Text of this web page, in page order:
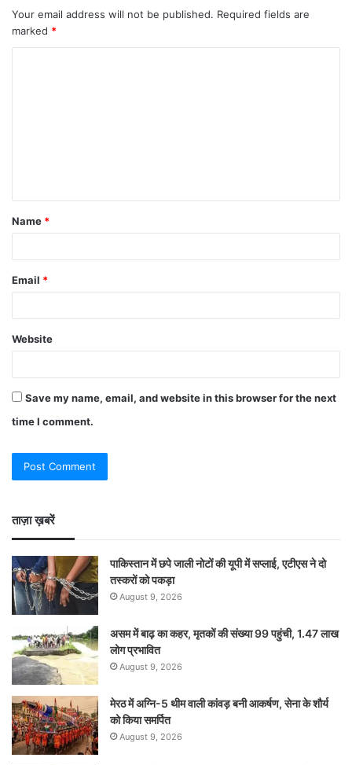
Your email address will not be published. Required fields are
marked *
Name *
Email *
Website
Save my name, email, and website in this browser for the next
time I comment.
ताज़ा ख़बरें
पाकिस्तान में छपे जाली नोटों की यूपी में सप्लाई, एटीएस ने दो
तस्करों को पकड़ा
August 9, 2026
असम में बाढ़ का कहर, मृतकों की संख्या 99 पहुंची, 1.47 लाख
लोग प्रभावित
August 9, 2026
मेरठ में अग्नि-5 थीम वाली कांवड़ बनी आकर्षण, सेना के शौर्य
को किया समर्पित
August 9, 2026